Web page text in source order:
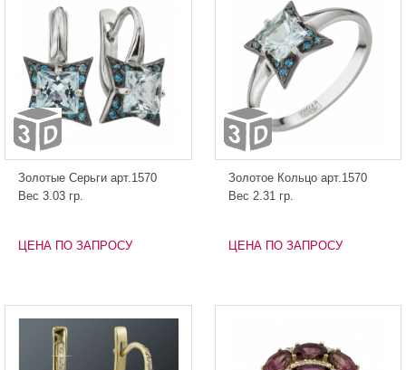
Золотые Серьги арт.1570
Вес 3.03 гр.
ЦЕНА ПО ЗАПРОСУ
Золотое Кольцо арт.1570
Вес 2.31 гр.
ЦЕНА ПО ЗАПРОСУ